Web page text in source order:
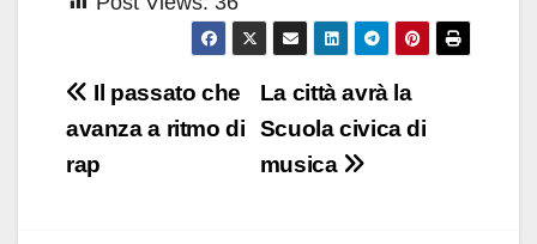
Navigazione
articoli
La città avrà la
Scuola civica di
musica
Il passato che
avanza a ritmo di
rap